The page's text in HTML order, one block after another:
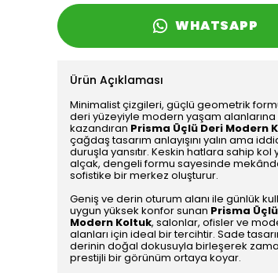
WHATSAPP
Ürün Açıklaması
Minimalist çizgileri, güçlü geometrik
deri yüzeyiyle modern yaşam
kazandıran Prisma Üçlü Deri Modern
çağdaş tasarım anlayışını yalın ama
duruşla yansıtır. Keskin hatlara sahip kol
alçak, dengeli formu sayesinde
sofistike bir merkez oluşturur.
Geniş ve derin oturum alanı ile günlük
uygun yüksek konfor sunan Prisma
Modern Koltuk, salonlar, ofisler ve
alanları için ideal bir tercihtir. Sade
derinin doğal dokusuyla birleşerek
prestijli bir görünüm ortaya koyar.